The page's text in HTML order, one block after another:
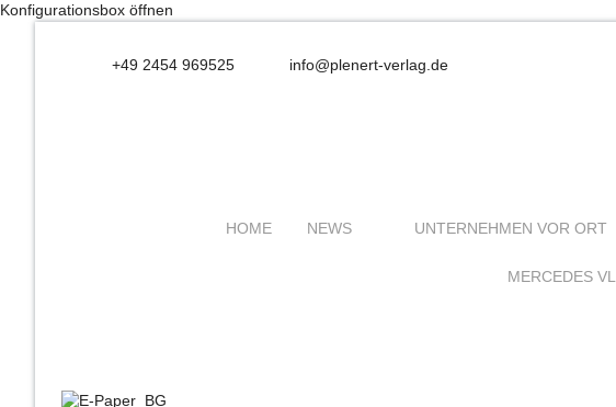
Konfigurationsbox öffnen
+49 2454 969525 info@plenert-verlag.de
HOME NEWS UNTERNEHMEN VOR ORT
MERCEDES